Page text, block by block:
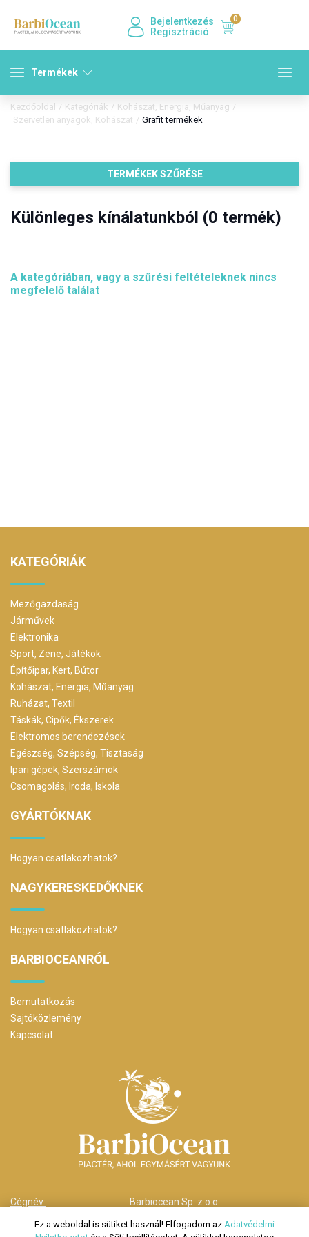
Bejelentkezés
Regisztráció
0
Termékek
Kezdőoldal / Kategóriák / Kohászat, Energia, Műanyag /
Szervetlen anyagok, Kohászat / Grafit termékek
TERMÉKEK SZŰRÉSE
Különleges kínálatunkból (0 termék)
A kategóriában, vagy a szűrési feltételeknek nincs
megfelelő találat
KATEGÓRIÁK
Mezőgazdaság
Járművek
Elektronika
Sport, Zene, Játékok
Építőipar, Kert, Bútor
Kohászat, Energia, Műanyag
Ruházat, Textil
Táskák, Cipők, Ékszerek
Elektromos berendezések
Egészség, Szépség, Tisztaság
Ipari gépek, Szerszámok
Csomagolás, Iroda, Iskola
GYÁRTÓKNAK
Hogyan csatlakozhatok?
NAGYKERESKEDŐKNEK
Hogyan csatlakozhatok?
BARBIOCEANRÓL
Bemutatkozás
Sajtóközlemény
Kapcsolat
Cégnév:
Barbiocean Sp. z o.o.
ul. Długa nr 29
Ez a weboldal is sütiket használ! Elfogadom az Adatvédelmi